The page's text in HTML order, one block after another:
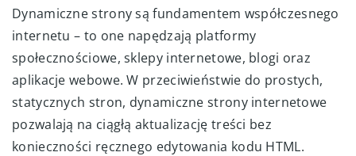
Dynamiczne strony są fundamentem współczesnego
internetu – to one napędzają platformy
społecznościowe, sklepy internetowe, blogi oraz
aplikacje webowe. W przeciwieństwie do prostych,
statycznych stron, dynamiczne strony internetowe
pozwalają na ciągłą aktualizację treści bez
konieczności ręcznego edytowania kodu HTML.